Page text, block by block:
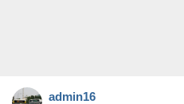
admin16